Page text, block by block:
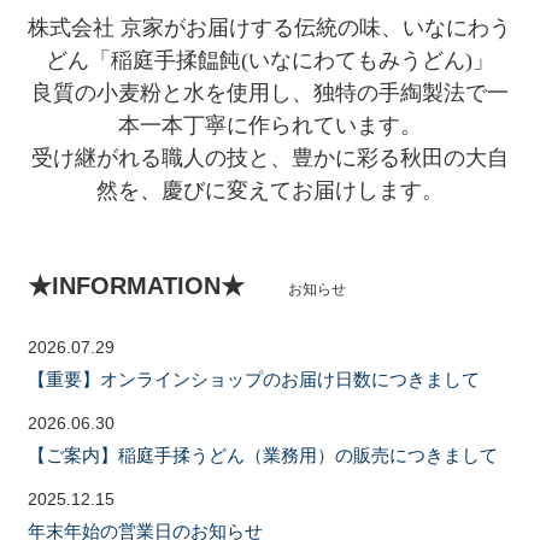
株式会社 京家がお届けする伝統の味、いなにわう
どん「稲庭手揉饂飩(いなにわてもみうどん)」
良質の小麦粉と水を使用し、独特の手綯製法で一
本一本丁寧に作られています。
受け継がれる職人の技と、豊かに彩る秋田の大自
然を、慶びに変えてお届けします。
★INFORMATION★ お知らせ
2026.07.29
【重要】オンラインショップのお届け日数につきまして
2026.06.30
【ご案内】稲庭手揉うどん（業務用）の販売につきまして
2025.12.15
年末年始の営業日のお知らせ